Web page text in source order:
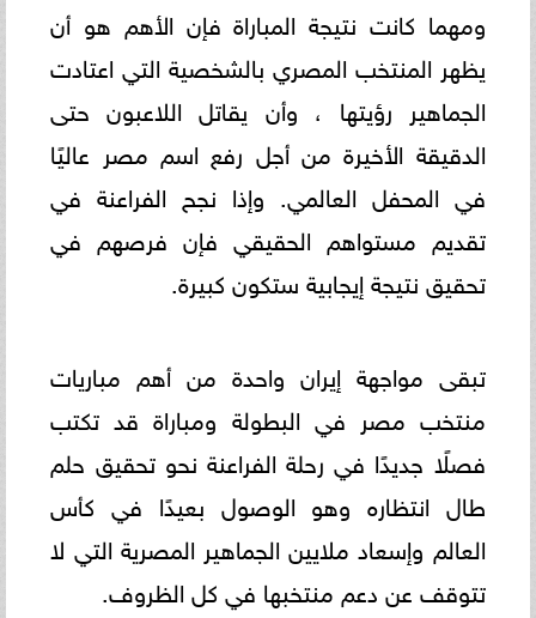
ومهما كانت نتيجة المباراة فإن الأهم هو أن
يظهر المنتخب المصري بالشخصية التي اعتادت
الجماهير رؤيتها ، وأن يقاتل اللاعبون حتى
الدقيقة الأخيرة من أجل رفع اسم مصر عاليًا
في المحفل العالمي. وإذا نجح الفراعنة في
تقديم مستواهم الحقيقي فإن فرصهم في
تحقيق نتيجة إيجابية ستكون كبيرة.
تبقى مواجهة إيران واحدة من أهم مباريات
منتخب مصر في البطولة ومباراة قد تكتب
فصلًا جديدًا في رحلة الفراعنة نحو تحقيق حلم
طال انتظاره وهو الوصول بعيدًا في كأس
العالم وإسعاد ملايين الجماهير المصرية التي لا
تتوقف عن دعم منتخبها في كل الظروف.